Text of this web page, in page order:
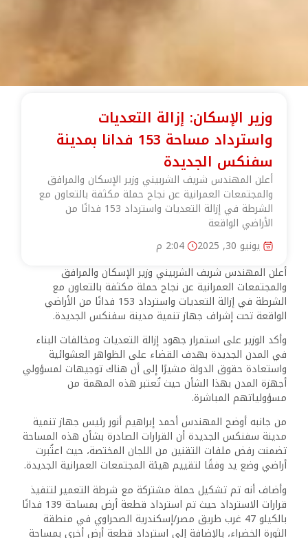
وزير الإسكان: إزالة التعديات
واسترداد مساحة 153 فدانا بمدينة
سفنكس الجديدة
أعلن المهندس شريف الشربيني وزير الإسكان والمرافق
والمجتمعات العمرانية عن نجاح حملة مكثفة بالتعاون مع
الشرطة في إزالة التعديات واسترداد 153 فدانًا من
الأراضي الواقعة
يونيو 30, 2025
2:04 م
أعلن المهندس شريف الشربيني وزير الإسكان والمرافق
والمجتمعات العمرانية عن نجاح حملة مكثفة بالتعاون مع
الشرطة في إزالة التعديات واسترداد 153 فدانًا من الأراضي
الواقعة تحت إشراف جهاز تنمية مدينة سفنكس الجديدة.
وأكد الوزير على استمرار جهود إزالة التعديات ومخالفات البناء
في المدن الجديدة بهدف القضاء على الظواهر العشوائية
واستعادة حقوق الدولة مشيرًا إلى أن هناك توجيهات لمسؤولي
أجهزة المدن بهذا الشأن حيث تُعتبر هذه المهمة من
مسؤولياتهم المباشرة.
من جانبه أوضح المهندس أحمد إبراهيم أنور رئيس جهاز تنمية
مدينة سفنكس الجديدة أن القرارات الصادرة بشأن هذه المساحة
تضمنت رفض ملفات التقنين من اللجان المختصة، حيث اعتُبرت
أراضي وضع يد وفقًا لتقييم هيئة المجتمعات العمرانية الجديدة.
وأضاف أنه تم تشكيل حملة مشتركة مع شرطة التعمير لتنفيذ
قرارات الاسترداد حيث تم استرداد قطعة أرض بمساحة 139 فدانًا
بالكيلو 47 غرب طريق مصر/إسكندرية الصحراوي في منطقة
الثورة الخضراء، بالإضافة إلى استرداد قطعة أرض أخرى بمساحة